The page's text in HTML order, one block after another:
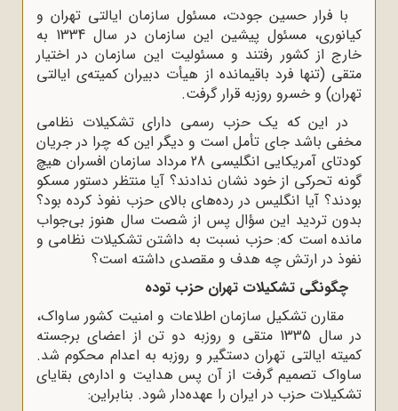
با فرار حسین جودت، مسئول سازمان ایالتی تهران و
کیانوری، مسئول پیشین این سازمان در سال 1334 به
خارج از کشور رفتند و مسئولیت این سازمان در اختیار
متقی (تنها فرد باقیمانده از هیأت دبیران کمیته‌ی ایالتی
تهران) و خسرو روزبه قرار گرفت.
در این که یک حزب رسمی دارای تشکیلات نظامی
مخفی باشد جای تأمل است و دیگر این که چرا در جریان
کودتای آمریکایی انگلیسی 28 مرداد سازمان افسران هیچ
گونه تحرکی از خود نشان ندادند؟ آیا منتظر دستور مسکو
بودند؟ آیا انگلیس در رده‌های بالای حزب نفوذ کرده بود؟
بدون تردید این سؤال پس از شصت سال هنوز بی‌جواب
مانده است که: حزب نسبت به داشتن تشکیلات نظامی و
نفوذ در ارتش چه هدف و مقصدی داشته است؟
چگونگی تشکیلات تهران حزب توده
مقارن تشکیل سازمان اطلاعات و امنیت کشور ساواک،
در سال 1335 متقی و روزبه دو تن از اعضای برجسته
کمیته ایالتی تهران دستگیر و روزبه به اعدام محکوم شد.
ساواک تصمیم گرفت از آن پس هدایت و اداره‌ی بقایای
تشکیلات حزب در ایران را عهده‌دار شود. بنابراین: